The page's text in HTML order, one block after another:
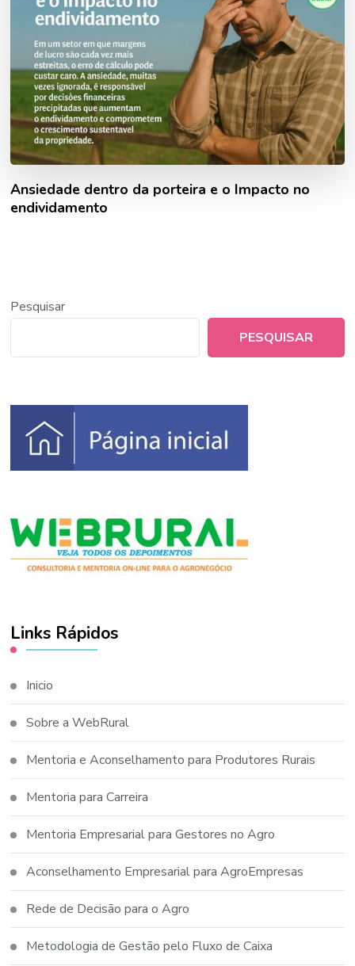
Ansiedade dentro da porteira e o Impacto no
endividamento
Pesquisar
PESQUISAR
Links Rápidos
Inicio
Sobre a WebRural
Mentoria e Aconselhamento para Produtores Rurais
Mentoria para Carreira
Mentoria Empresarial para Gestores no Agro
Aconselhamento Empresarial para AgroEmpresas
Rede de Decisão para o Agro
Metodologia de Gestão pelo Fluxo de Caixa